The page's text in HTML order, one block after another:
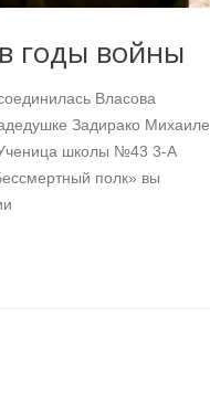
годы войны
Власова
Задирако Михаиле
школы №43 3-А
полк» вы